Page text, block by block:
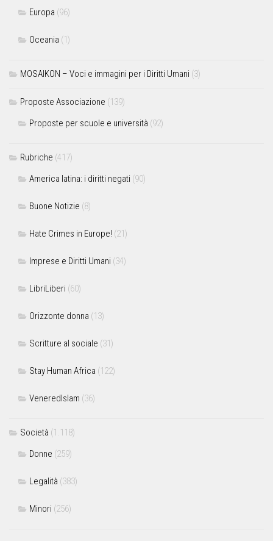
Europa (96)
Oceania (1)
MOSAIKON – Voci e immagini per i Diritti Umani (3)
Proposte Associazione (139)
Proposte per scuole e università (92)
Rubriche (417)
America latina: i diritti negati (90)
Buone Notizie (8)
Hate Crimes in Europe! (21)
Imprese e Diritti Umani (34)
LibriLiberi (60)
Orizzonte donna (13)
Scritture al sociale (31)
Stay Human Africa (122)
VeneredIslam (36)
Società (1.118)
Donne (259)
Legalità (383)
Minori (256)